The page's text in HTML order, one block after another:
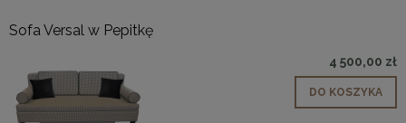
Sofa Versal w Pepitkę
4 500,00 zł
DO KOSZYKA